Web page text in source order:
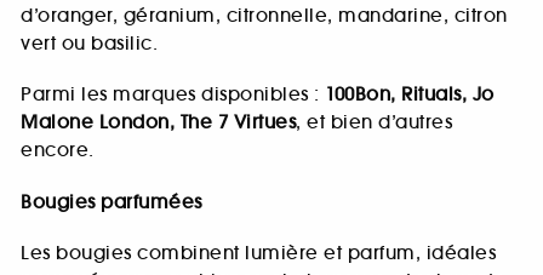
d’oranger, géranium, citronnelle, mandarine, citron
vert ou basilic.
Parmi les marques disponibles : 100Bon, Rituals, Jo
Malone London, The 7 Virtues, et bien d’autres
encore.
Bougies parfumées
Les bougies combinent lumière et parfum, idéales